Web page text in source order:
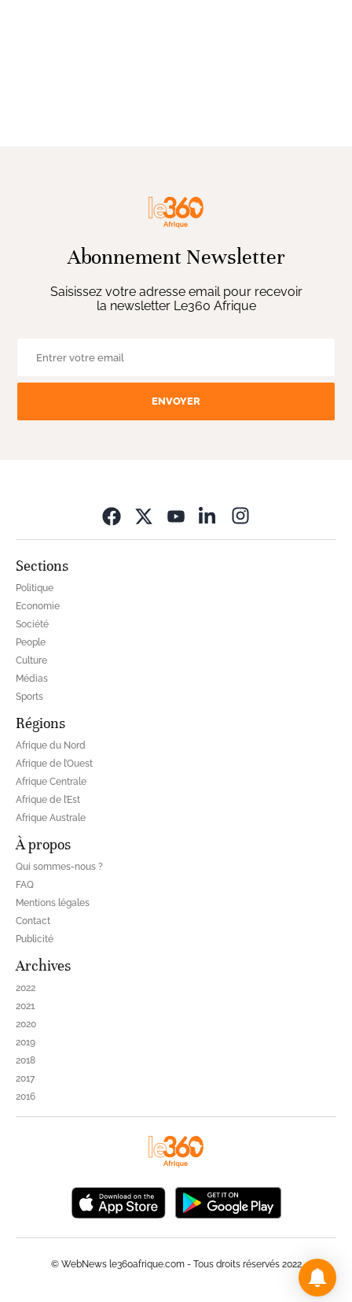
Abonnement Newsletter
Saisissez votre adresse email pour recevoir
la newsletter Le360 Afrique
ENVOYER
Sections
Politique
Economie
Société
People
Culture
Médias
Sports
Régions
Afrique du Nord
Afrique de l’Ouest
Afrique Centrale
Afrique de l’Est
Afrique Australe
À propos
Qui sommes-nous ?
FAQ
Mentions légales
Contact
Publicité
Archives
2022
2021
2020
2019
2018
2017
2016
© WebNews le360afrique.com - Tous droits réservés 2022